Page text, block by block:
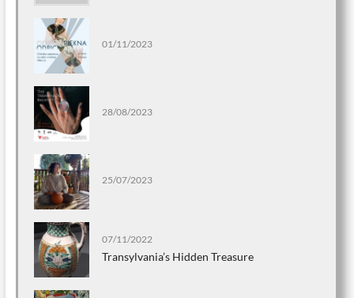
01/11/2023
28/08/2023
25/07/2023
07/11/2022
Transylvania’s Hidden Treasure